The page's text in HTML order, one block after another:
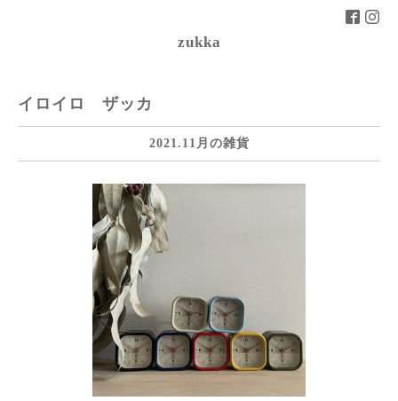
zukka
イロイロ ザッカ
2021.11月の雑貨